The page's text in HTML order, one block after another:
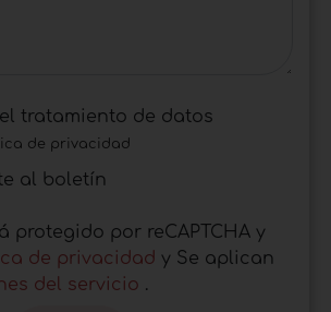
tratamiento de datos
de privacidad
al boletín
protegido por reCAPTCHA y
de privacidad y Se aplican
del servicio .